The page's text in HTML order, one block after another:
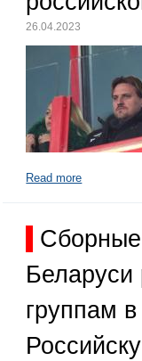
26.04.2023
Read more
Беларуси
группам